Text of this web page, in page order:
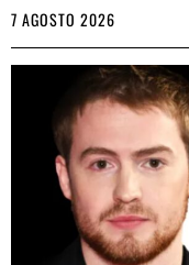
7 AGOSTO 2026